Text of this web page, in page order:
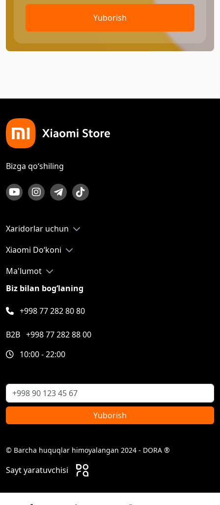
Yuborish
Bizga qo‘shiling
Xaridorlar uchun
Xiaomi Do‘koni
Ma'lumot
Biz bilan bog‘laning
+998 77 282 80 80
B2B +998 77 282 88 00
10:00 - 22:00
Yuborish
© Barcha huquqlar himoyalangan 2024 - DORA ®
Sayt yaratuvchisi